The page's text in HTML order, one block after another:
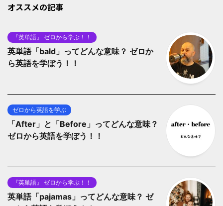
オススメの記事
『英単語』 ゼロから学ぶ！！
英単語「bald」ってどんな意味？ ゼロか
ら英語を学ぼう！！
ゼロから英語を学ぶ
「After」と「Before」ってどんな意味？
ゼロから英語を学ぼう！！
『英単語』 ゼロから学ぶ！！
英単語「pajamas」ってどんな意味？ ゼ